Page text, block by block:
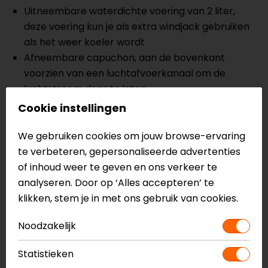
Uitneembare waterdichte voering van 2 liter,
deze voering kun je als extra windjack gebruiken
als het weer koeler wordt
Afneembare capuchon, aan de bovenkant
voorzien van een luchtafvoerkanaal om de
luchtstroom door te laten
3D mesh gecombineerd met 450D poly-stof op
CE-gecertificeerde slijtvastheid
DFS Lite externe schouder sliders
Voorbereid voor de Tech-Air 3 en Tech-Air 5
airbag
Stretch-softshell-inzetstukken zorgen voor een
airbagsysteem
Nucleon Flex Plus CE-niveau 1 schouder- en
elleboogprotectoren
Cookie instellingen
We gebruiken cookies om jouw browse-ervaring
te verbeteren, gepersonaliseerde advertenties
of inhoud weer te geven en ons verkeer te
analyseren. Door op ‘Alles accepteren’ te
klikken, stem je in met ons gebruik van cookies.
Noodzakelijk
Statistieken